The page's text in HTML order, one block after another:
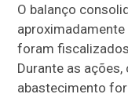
O balanço
foram
Durante as
abastecimento